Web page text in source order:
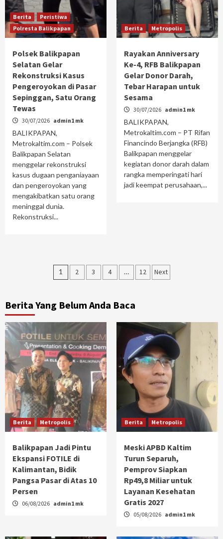
Berita
Peristiwa
Polresta Balikpapan
Polsek Balikpapan
Selatan Gelar
Rekonstruksi Kasus
Pengeroyokan di Pasar
Sepinggan, Satu Orang
Tewas
30/07/2026 admin1 mk
BALIKPAPAN,
Metrokaltim.com – Polsek
Balikpapan Selatan
menggelar rekonstruksi
kasus dugaan penganiayaan
dan pengeroyokan yang
mengakibatkan satu orang
meninggal dunia.
Rekonstruksi...
Berita Metropolis
Rayakan Anniversary
Ke-4, RFB Balikpapan
Gelar Donor Darah,
Tebar Harapan untuk
Sesama
30/07/2026 admin1 mk
BALIKPAPAN,
Metrokaltim.com – PT Rifan
Financindo Berjangka (RFB)
Balikpapan menggelar
kegiatan donor darah dalam
rangka memperingati hari
jadi keempat perusahaan,...
Paginasi
1 2 3 4 … 12 Next
Berita Yang Belum Anda Baca
Berita Metropolis
Balikpapan Jadi Pintu
Ekspansi FOTILE di
Kalimantan, Bidik
Pangsa Pasar di Atas 10
Persen
06/08/2026 admin1 mk
Berita Metropolis
Meski APBD Kaltim
Turun Separuh,
Pemprov Siapkan
Rp49,8 Miliar untuk
Layanan Kesehatan
Gratis 2027
05/08/2026 admin1 mk